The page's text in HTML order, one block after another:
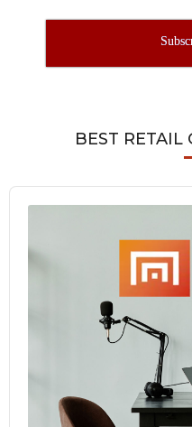
BEST RETAIL
Audio
Player